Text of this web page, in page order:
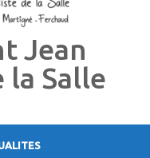
Jean
la Salle